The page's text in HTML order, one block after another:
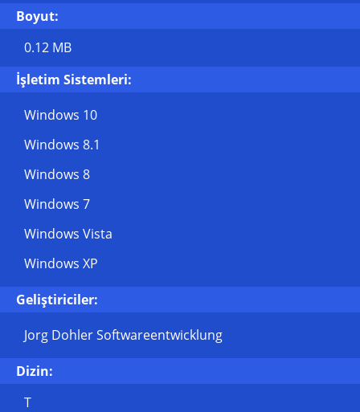
Boyut:
0.12 MB
İşletim Sistemleri:
Windows 10
Windows 8.1
Windows 8
Windows 7
Windows Vista
Windows XP
Geliştiriciler:
Jorg Dohler Softwareentwicklung
Dizin:
T